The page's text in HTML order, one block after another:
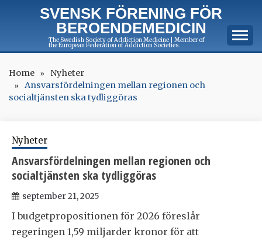
SVENSK FÖRENING FÖR
BEROENDEMEDICIN
The Swedish Society of Addiction Medicine | Member of
the European Federation of Addiction Societies.
Home
Nyheter
Ansvarsfördelningen mellan regionen och
socialtjänsten ska tydliggöras
Nyheter
Ansvarsfördelningen mellan regionen och
socialtjänsten ska tydliggöras
september 21, 2025
I budgetpropositionen för 2026 föreslår
regeringen 1,59 miljarder kronor för att